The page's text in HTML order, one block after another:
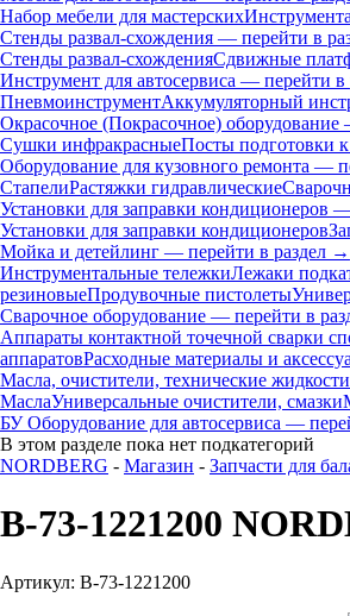
Набор мебели для мастерских
Стенды развал-схождения — перейти в
Стенды развал-схожденияСдвижные
Инструмент для автосервиса — перейти в
ПневмоинструментАккумуляторный
Окрасочное (Покрасочное)
Сушки инфракрасныеПосты подготовки к
Оборудование для кузовного ремонта —
СтапелиРастяжки гидравлические
Установки для заправки кондиционеров
Установки для заправки кондиционеров
Мойка и детейлинг — перейти в раздел →
Инструментальные тележкиЛежаки
резиновыеПродувочные пистолеты
Сварочное оборудование — перейти в
Аппараты контактной точечной сварки
аппаратовРасходные материалы и
Масла, очистители, технические
МаслаУниверсальные очистители, смазки
БУ Оборудование для автосервиса —
В этом разделе пока нет подкатегорий
NORDBERG - Магазин - Запчасти для
B-73-1221200
Артикул: B-73-1221200